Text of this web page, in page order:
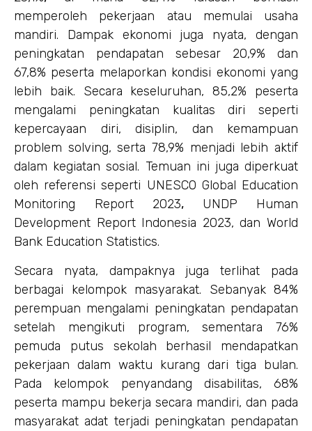
memperoleh pekerjaan atau memulai usaha
mandiri. Dampak ekonomi juga nyata, dengan
peningkatan pendapatan sebesar 20,9% dan
67,8% peserta melaporkan kondisi ekonomi yang
lebih baik. Secara keseluruhan, 85,2% peserta
mengalami peningkatan kualitas diri seperti
kepercayaan diri, disiplin, dan kemampuan
problem solving, serta 78,9% menjadi lebih aktif
dalam kegiatan sosial. Temuan ini juga diperkuat
oleh referensi seperti UNESCO Global Education
Monitoring Report 2023, UNDP Human
Development Report Indonesia 2023, dan World
Bank Education Statistics.
Secara nyata, dampaknya juga terlihat pada
berbagai kelompok masyarakat. Sebanyak 84%
perempuan mengalami peningkatan pendapatan
setelah mengikuti program, sementara 76%
pemuda putus sekolah berhasil mendapatkan
pekerjaan dalam waktu kurang dari tiga bulan.
Pada kelompok penyandang disabilitas, 68%
peserta mampu bekerja secara mandiri, dan pada
masyarakat adat terjadi peningkatan pendapatan